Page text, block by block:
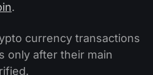
.
currency transactions
only after their main